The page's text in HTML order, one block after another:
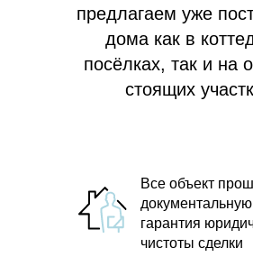
предлагаем уже
дома как в
посёлках, так и на
стоящих
Все объект
документальную
гарантия
чистоты сделки